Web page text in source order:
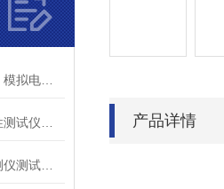
产品详情